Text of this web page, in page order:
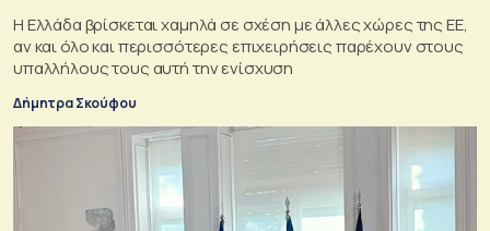
Η Ελλάδα βρίσκεται χαμηλά σε σχέση με άλλες χώρες της ΕΕ,
αν και όλο και περισσότερες επιχειρήσεις παρέχουν στους
υπαλλήλους τους αυτή την ενίσχυση
Δήμητρα Σκούφου